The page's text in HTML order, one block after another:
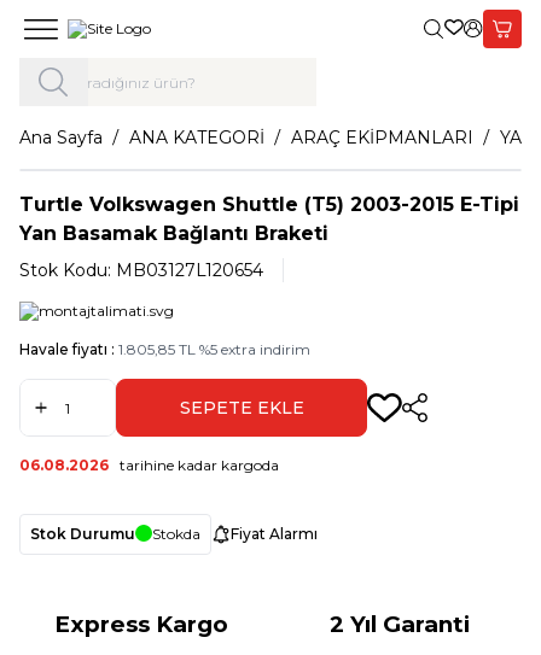
Giriş Yap,
Ana Sayfa ANA KATEGORİ ARAÇ EKİPMANLARI
Turtle Volkswagen Shuttle (T5) 2003-2015 E-Tipi
Yan Basamak Bağlantı Braketi
Stok Kodu: MB03127L120654
Havale fiyatı : 1.805,85 TL %5 extra indirim
SEPETE EKLE Paylaş
06.08.2026 tarihine kadar kargoda
Stok Durumu Stokda Fiyat Alarmı
Express Kargo 2 Yıl Garanti